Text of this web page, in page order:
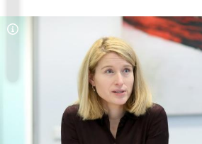
Copyright-Hinweis öffnen/